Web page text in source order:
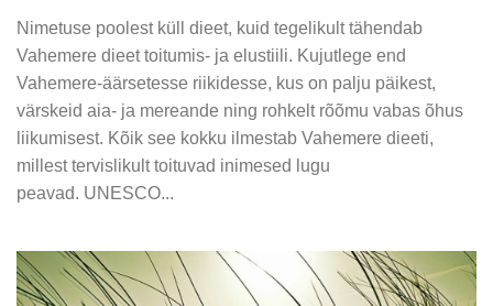
Nimetuse poolest küll dieet, kuid tegelikult tähendab
Vahemere dieet toitumis- ja elustiili. Kujutlege end
Vahemere-äärsetesse riikidesse, kus on palju päikest,
värskeid aia- ja mereande ning rohkelt rõõmu vabas õhus
liikumisest. Kõik see kokku ilmestab Vahemere dieeti,
millest tervislikult toituvad inimesed lugu
peavad. UNESCO...